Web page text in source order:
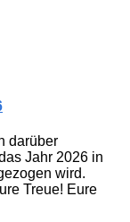
darüber
Jahr 2026 in
wird.
Treue! Eure